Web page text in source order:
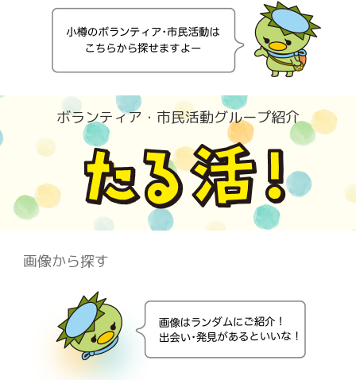
ボランティア・市⺠活動グループ紹介
画像から探す